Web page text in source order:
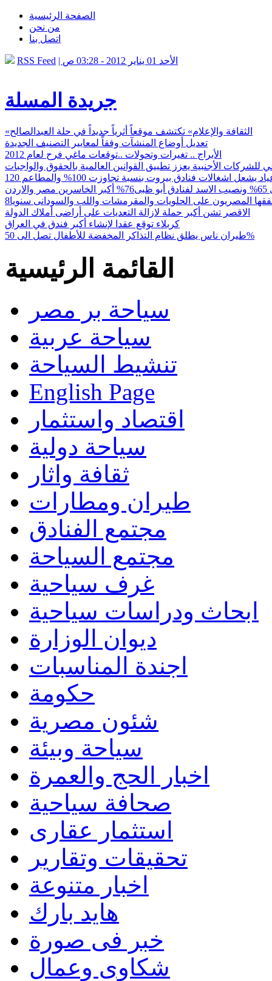
الصفحة الرئيسية
من نحن
اتصل بنا
RSS Feed | الأحد 01 يناير 2012 - 03:28 ص
جريدة المسلة
«الثقافة والإعلام» تكتشف موقعاً أثرياً جديداً في حلة العبدالصالح
تعديل أوضاع المنشآت وفقاً لمعايير التصنيف الجديدة
الأبراج .. تغيرات وتحولات ..توقعات ماغي فرح لعام 2012
الأجنبية يعزز تطبيق القوانين العالمية بالحقوق والواجبات
المصريون على الحلويات والمقرمشات واللب والسودانى سنويا
الاقصر تشن أكبر حملة لازالة التعديات على أراضى أملاك الدولة
كربلاء توقع عقدا لإنشاء أكبر فندق في العراق
طيران ناس يطلق نظام التذاكر المخفضة للأطفال تصل الى 50%
القائمة الرئيسية
سياحة بر مصر
سياحة عربية
تنشيط السياحة
English Page
اقتصاد واستثمار
سياحة دولية
ثقافة واثار
طيران ومطارات
مجتمع الفنادق
مجتمع السياحة
غرف سياحية
ابحاث ودراسات سياحية
ديوان الوزارة
اجندة المناسبات
حكومة
شئون مصرية
سياحة وبيئة
اخبار الحج والعمرة
صحافة سياحية
استثمار عقارى
تحقيقات وتقارير
اخبار متنوعة
هايد بارك
خبر فى صورة
شكاوى وعمال